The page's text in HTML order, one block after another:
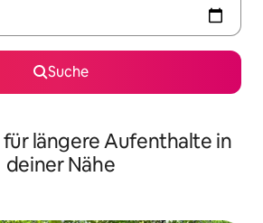
Suche
längere Aufenthalte in
deiner Nähe